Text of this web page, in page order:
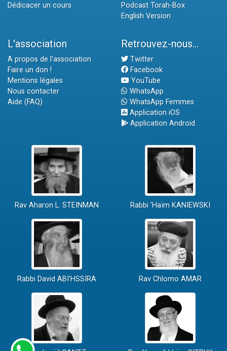
Dédicacer un cours
Podcast Torah-Box
English Version
L'association
A propos de l'association
Faire un don !
Mentions légales
Nous contacter
Aide (FAQ)
Retrouvez-nous...
Twitter
Facebook
YouTube
WhatsApp
WhatsApp Femmes
Application iOS
Application Android
Rav Aharon L. STEINMAN Rabbi 'Haïm KANIEWSKI
Rabbi David ABI'HSSIRA Rav Chlomo AMAR